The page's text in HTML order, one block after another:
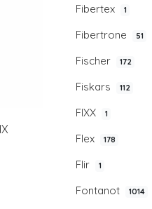
Fibertex 1
Fibertrone 51
Fischer 172
Fiskars 112
FIXX 1
Flex 178
Flir 1
Fontanot 1014